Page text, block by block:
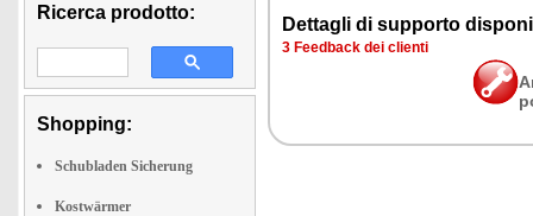
Ricerca prodotto:
Shopping:
Schubladen Sicherung
Kostwärmer
Det­ta­gli di sup­por­to
3 Feed­back dei clien­ti